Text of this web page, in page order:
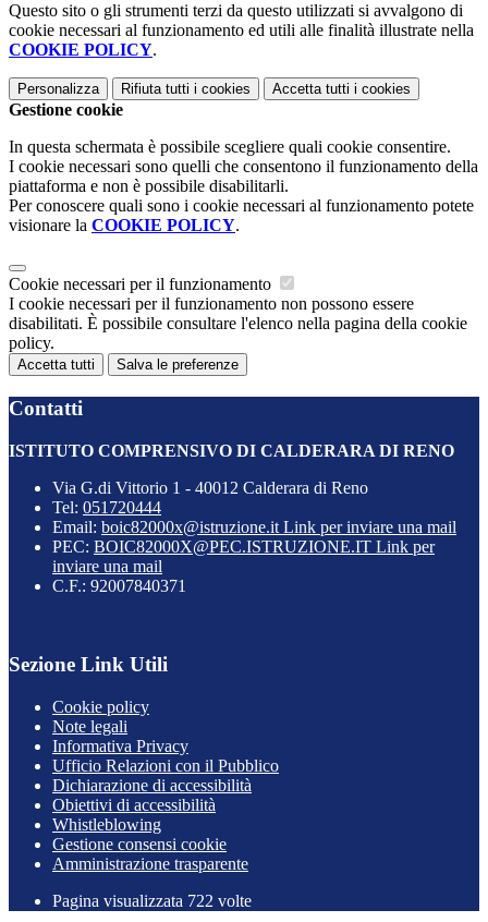
Questo sito o gli strumenti terzi da questo utilizzati si avvalgono di
cookie necessari al funzionamento ed utili alle finalità illustrate nella
COOKIE POLICY.
Personalizza Rifiuta tutti i cookies Accetta tutti i cookies
Gestione cookie
In questa schermata è possibile scegliere quali cookie consentire.
I cookie necessari sono quelli che consentono il funzionamento della
piattaforma e non è possibile disabilitarli.
Per conoscere quali sono i cookie necessari al funzionamento potete
visionare la COOKIE POLICY.
Cookie necessari per il funzionamento
I cookie necessari per il funzionamento non possono essere
disabilitati. È possibile consultare l'elenco nella pagina della cookie
policy.
Accetta tutti Salva le preferenze
Contatti
ISTITUTO COMPRENSIVO DI CALDERARA DI RENO
Via G.di Vittorio 1 - 40012 Calderara di Reno
Tel: 051720444
Email: boic82000x@istruzione.it Link per inviare una mail
PEC: BOIC82000X@PEC.ISTRUZIONE.IT Link per
inviare una mail
C.F.: 92007840371
Sezione Link Utili
Cookie policy
Note legali
Informativa Privacy
Ufficio Relazioni con il Pubblico
Dichiarazione di accessibilità
Obiettivi di accessibilità
Whistleblowing
Gestione consensi cookie
Amministrazione trasparente
Pagina visualizzata 722 volte